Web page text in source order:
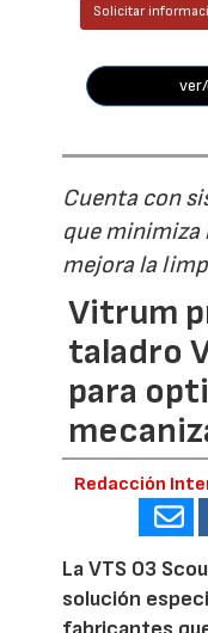
Solicitar
Cuenta con
que minimiza
mejora la
Vitrum
taladro
para
Redacción
La VTS 03
solución